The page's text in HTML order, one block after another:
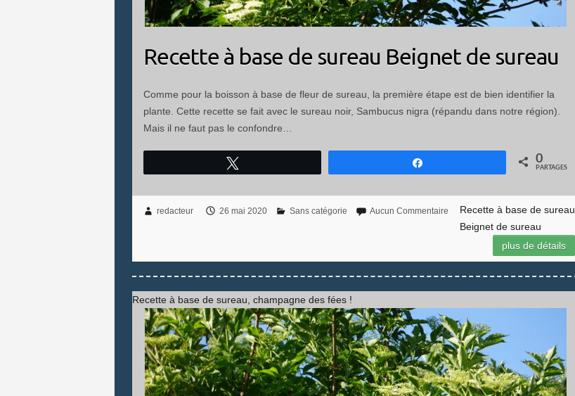
Recette à base de sureau Beignet de sureau
Comme pour la boisson à base de fleur de sureau, la première étape est de bien identifier la
plante. Cette recette se fait avec le sureau noir, Sambucus nigra (répandu dans notre région).
Mais il ne faut pas le confondre…
0
PARTAGES
redacteur 26 mai 2020 Sans catégorie Aucun Commentaire
Recette à base de sureau
Beignet de sureau
plus de détails
Recette à base de sureau, champagne des fées !